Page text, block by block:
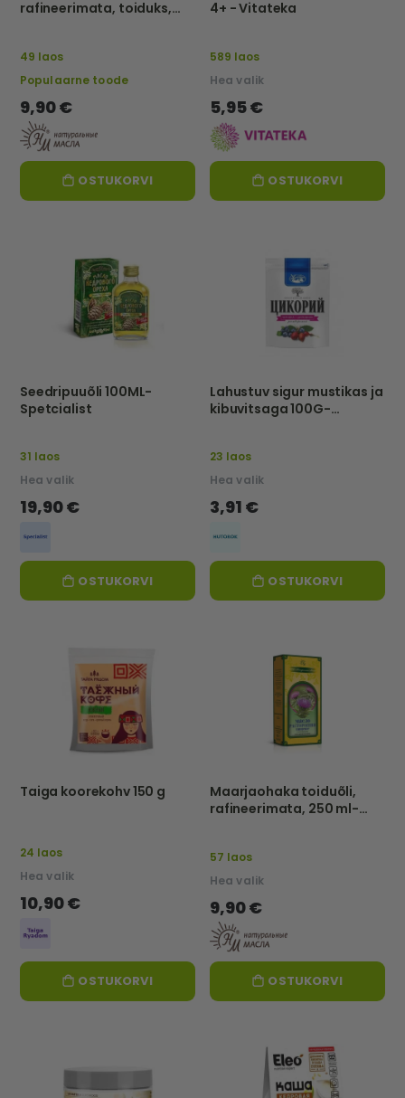
rafineerimata, toiduks,
49 laos
Populaarne toode
9,90 €
OSTUKORVI
4+ - Vitateka
589 laos
Hea valik
5,95 €
OSTUKORVI
Seedripuuõli 100ML-
Spetcialist
31 laos
Hea valik
19,90 €
OSTUKORVI
Lahustuv sigur mustikas ja
kibuvitsaga 100G-
23 laos
Hea valik
3,91 €
OSTUKORVI
Taiga koorekohv 150 g
24 laos
Hea valik
10,90 €
OSTUKORVI
Maarjaohaka toiduõli,
rafineerimata, 250 ml-
57 laos
Hea valik
9,90 €
OSTUKORVI